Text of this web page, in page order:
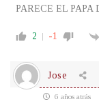
PARECE EL
2 -1
Jose
6 años atrás